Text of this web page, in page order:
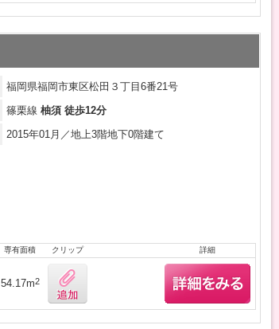
福岡県福岡市東区松田３丁目6番21号
篠栗線 柚須 徒歩12分
2015年01月／地上3階地下0階建て
専有面積 クリップ 詳細
54.17m2